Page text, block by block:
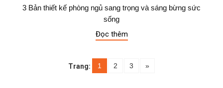
3 Bản thiết kế phòng ngủ sang trọng và sáng bừng sức
sống
Đọc thêm
Trang: 1 2 3 »